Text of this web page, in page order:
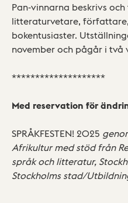
Pan-vinnarna beskrivs
litteraturvetare,
bokentusiaster.
november och pågår i två
********************
Med reservation för
SPRÅKFESTEN! 2025
Afrikultur med stöd från
språk och litteratur,
Stockholms stad/